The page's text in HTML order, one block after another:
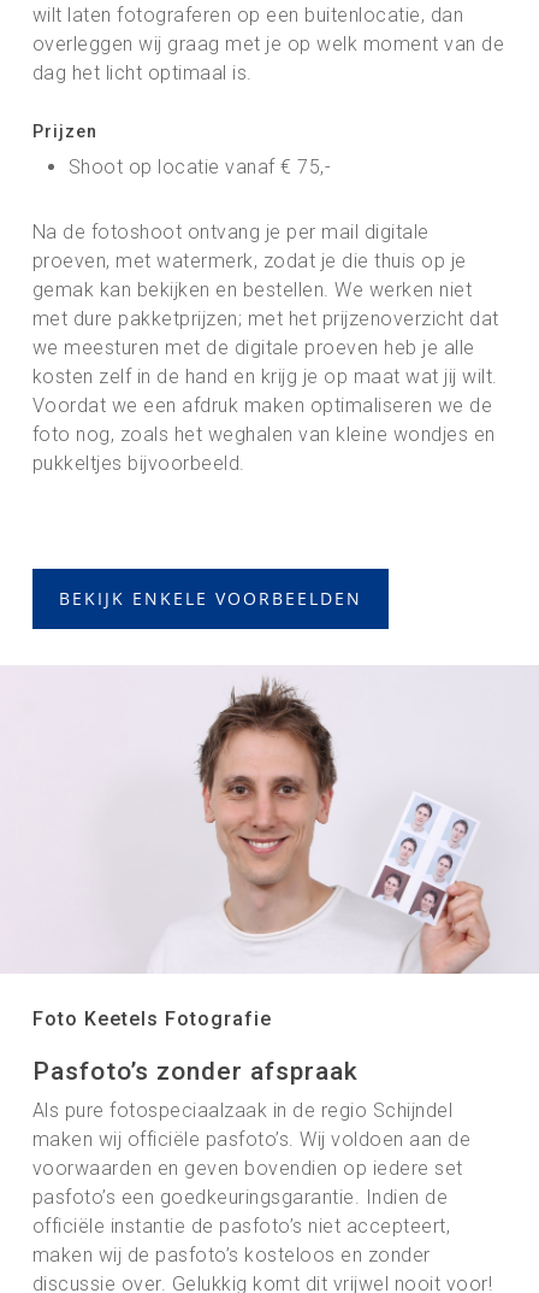
wilt laten fotograferen op een buitenlocatie, dan
overleggen wij graag met je op welk moment van de
dag het licht optimaal is.
Prijzen
Shoot op locatie vanaf € 75,-
Na de fotoshoot ontvang je per mail digitale
proeven, met watermerk, zodat je die thuis op je
gemak kan bekijken en bestellen. We werken niet
met dure pakketprijzen; met het prijzenoverzicht dat
we meesturen met de digitale proeven heb je alle
kosten zelf in de hand en krijg je op maat wat jij wilt.
Voordat we een afdruk maken optimaliseren we de
foto nog, zoals het weghalen van kleine wondjes en
pukkeltjes bijvoorbeeld.
BEKIJK ENKELE VOORBEELDEN
Foto Keetels Fotografie
Pasfoto’s zonder afspraak
Als pure fotospeciaalzaak in de regio Schijndel
maken wij officiële pasfoto’s. Wij voldoen aan de
voorwaarden en geven bovendien op iedere set
pasfoto’s een goedkeuringsgarantie. Indien de
officiële instantie de pasfoto’s niet accepteert,
maken wij de pasfoto’s kosteloos en zonder
discussie over. Gelukkig komt dit vrijwel nooit voor!